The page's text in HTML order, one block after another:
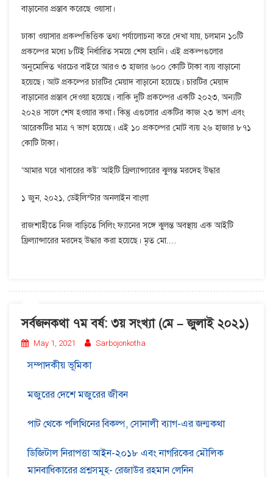
বাড়ানোর প্রস্তাব করেছে ওয়াসা।
ঢাকা ওয়াসার প্রকল্পভিত্তিক তথ্য পর্যালোচনা করে দেখা যায়, চলমান ১০টি
প্রকল্পের মধ্যে ৮টিই নির্ধারিত সময়ে শেষ হয়নি। এই প্রকল্পগুলোর
অনুমোদিত খরচের বাইরে আরও ৩ হাজার ৬০০ কোটি টাকা ব্যয় বাড়ানো
হয়েছে। আট প্রকল্পের চারটির মেয়াদ বাড়ানো হয়েছে। চারটির মেয়াদ
বাড়ানোর প্রস্তাব দেওয়া হয়েছে। বাকি দুটি প্রকল্পের একটি ২০২৩, অন্যটি
২০২৪ সালে শেষ হওয়ার কথা। কিন্তু এগুলোর একটির কাজ ২৩ ভাগ এবং
আরেকটির মাত্র ৭ ভাগ হয়েছে। এই ১০ প্রকল্পের মোট ব্যয় ২৬ হাজার ৮৭১
কোটি টাকা।
‘আমার ঘরে খাবারের কষ্ট’ আইটি ফ্রিল্যান্সারের ঝুলন্ত মরদেহ উদ্ধার
১ জুন, ২০২১, ডেইলিস্টার অনলাইন বাংলা
রাজশাহীতে নিজ বাড়িতে সিলিং ফ্যানের সঙ্গে ঝুলন্ত অবস্থায় এক আইটি
ফ্রিল্যান্সারের মরদেহ উদ্ধার করা হয়েছে। মৃত মো.…
সর্বজনকথা ৭ম বর্ষ: ৩য় সংখ্যা (মে – জুলাই ২০২১)
May 1, 2021 Sarbojonkotha
সম্পাদকীয় ভূমিকা
মজুরের দেশে মজুরের জীবন
পাট থেকে পলিথিনের বিকল্প, সোনালী ব্যাগ-এর জন্মকথা
ডিজিটাল নিরাপত্তা আইন-২০১৮ এবং নাগরিকের মৌলিক
মানবাধিকারের প্রশ্নসমূহ- রেজাউর রহমান লেনিন